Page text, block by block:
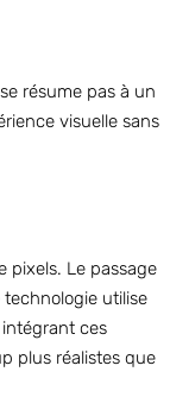
résume pas à un
visuelle sans
pixels. Le passage
technologie utilise
ces
plus réalistes que